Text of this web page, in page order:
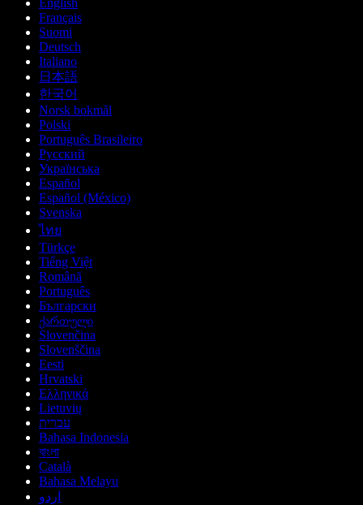
English
Français
Suomi
Deutsch
Italiano
日本語
한국어
Norsk bokmål
Polski
Português Brasileiro
Русский
Українська
Español
Español (México)
Svenska
ไทย
Türkçe
Tiếng Việt
Română
Português
Български
ქართული
Slovenčina
Slovenščina
Eesti
Hrvatski
Ελληνικά
Lietuvių
עברית
Bahasa Indonesia
বাংলা
Català
Bahasa Melayu
اردو